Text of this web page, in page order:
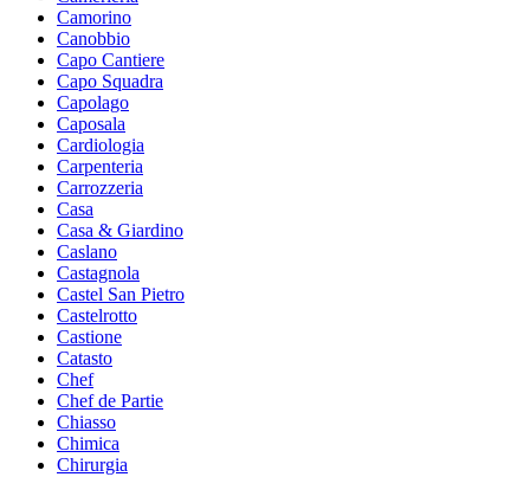
Camorino
Canobbio
Capo Cantiere
Capo Squadra
Capolago
Caposala
Cardiologia
Carpenteria
Carrozzeria
Casa
Casa & Giardino
Caslano
Castagnola
Castel San Pietro
Castelrotto
Castione
Catasto
Chef
Chef de Partie
Chiasso
Chimica
Chirurgia